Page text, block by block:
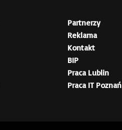
Partnerzy
Reklama
Kontakt
BIP
Praca Lublin
Praca IT Poznań